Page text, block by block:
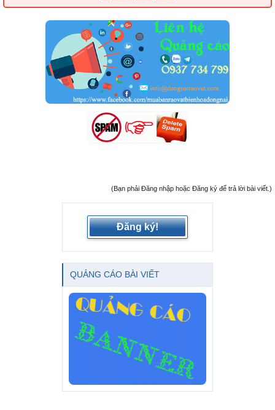
(Bạn phải Đăng nhập hoặc Đăng ký để trả lời bài viết.)
Đăng ký!
QUẢNG CÁO BÀI VIẾT